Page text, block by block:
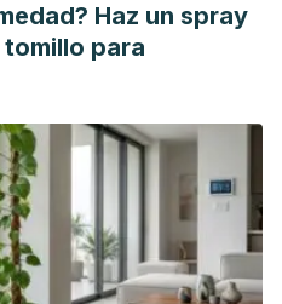
Haz un spray
para